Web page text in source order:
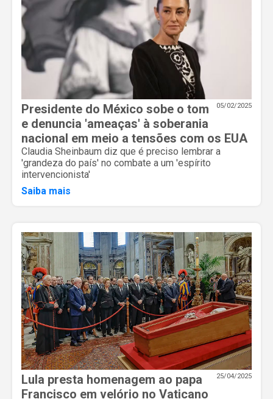
05/02/2025
Presidente do México sobe o tom
e denuncia 'ameaças' à soberania
nacional em meio a tensões com os EUA
Claudia Sheinbaum diz que é preciso lembrar a
'grandeza do país' no combate a um 'espírito
intervencionista'
Saiba mais
25/04/2025
Lula presta homenagem ao papa
Francisco em velório no Vaticano